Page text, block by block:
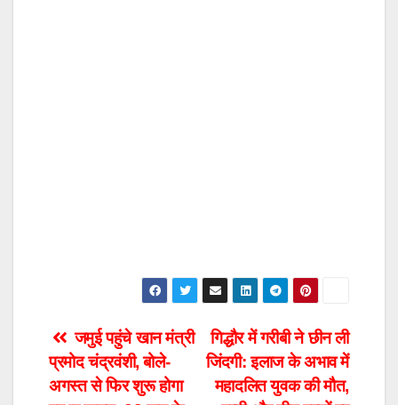
Post
navigation
गिद्धौर में गरीबी ने छीन ली
जिंदगी: इलाज के अभाव में
महादलित युवक की मौत,
जमुई पहुंचे खान मंत्री
प्रमोद चंद्रवंशी, बोले-
अगस्त से फिर शुरू होगा